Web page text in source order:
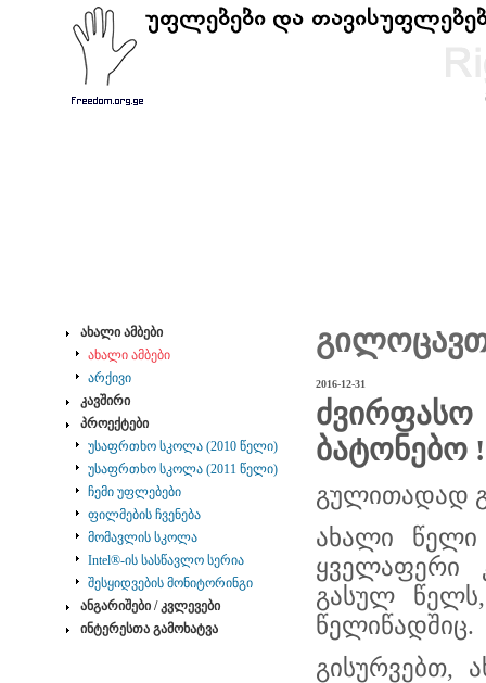
ახალი ამბები
ახალი ამბები
არქივი
კავშირი
პროექტები
უსაფრთხო სკოლა (2010 წელი)
უსაფრთხო სკოლა (2011 წელი)
ჩემი უფლებები
ფილმების ჩვენება
მომავლის სკოლა
Intel®-ის სასწავლო სერია
შესყიდვების მონიტორინგი
ანგარიშები / კვლევები
ინტერესთა გამოხატვა
2016-12-31
ბატონებო !
გულითადად
ახალი წელი
ყველაფერი
გასულ
წელიწადშიც.
გისურვებთ,